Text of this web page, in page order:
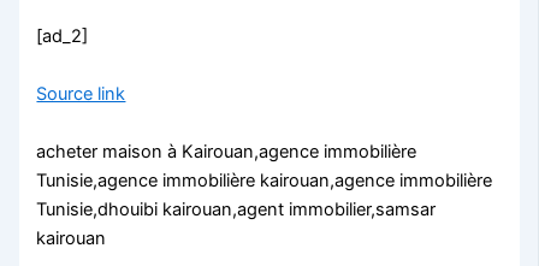
[ad_2]
Source link
acheter maison à Kairouan,agence immobilière
Tunisie,agence immobilière kairouan,agence immobilière
Tunisie,dhouibi kairouan,agent immobilier,samsar
kairouan